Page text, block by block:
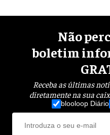
Não
boletim
Receba as últimas
diretamente na sua
blooloop Diário